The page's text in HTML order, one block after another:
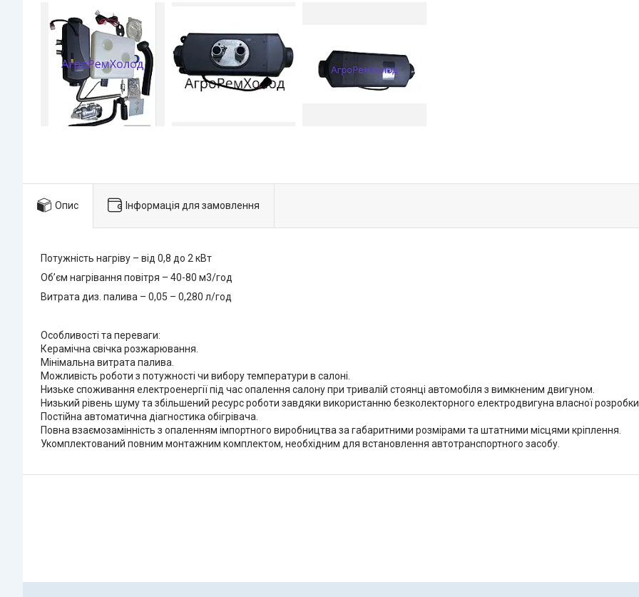
Опис Інформація для замовлення
Потужність нагріву – від 0,8 до 2 кВт
Об’єм нагрівання повітря – 40-80 м3/год
Витрата диз. палива – 0,05 – 0,280 л/год
Особливості та переваги:
Керамічна свічка розжарювання.
Мінімальна витрата палива.
Можливість роботи з потужності чи вибору температури в салоні.
Низьке споживання електроенергії під час опалення салону при тривалій стоянці автомобіля з вимкненим двигуном.
Низький рівень шуму та збільшений ресурс роботи завдяки використанню безколекторного електродвигуна власної
Постійна автоматична діагностика обігрівача.
Повна взаємозамінність з опаленням імпортного виробництва за габаритними розмірами та штатними місцями кріплення.
Укомплектований повним монтажним комплектом, необхідним для встановлення автотранспортного засобу.